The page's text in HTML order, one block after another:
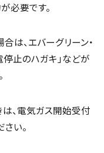
必要です。
は、エバーグリーン・
止のハガキ」などが
、電気ガス開始受付
さい。